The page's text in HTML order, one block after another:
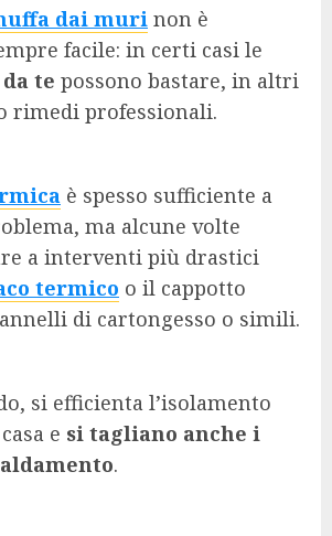
dai muri non è
facile: in certi casi le
te possono bastare, in altri
rimedi professionali.
è spesso sufficiente a
ma alcune volte
a interventi più drastici
termico o il cappotto
di cartongesso o simili.
si efficienta l’isolamento
e si tagliano anche i
.